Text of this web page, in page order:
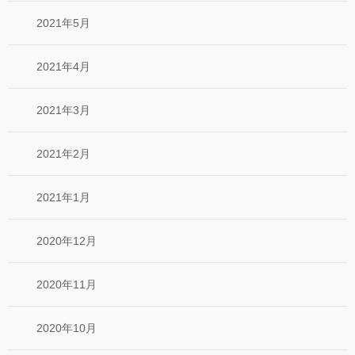
2021年5月
2021年4月
2021年3月
2021年2月
2021年1月
2020年12月
2020年11月
2020年10月